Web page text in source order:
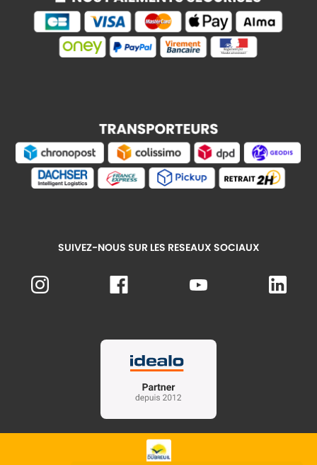
SUIVEZ-NOUS SUR LES RESEAUX SOCIAUX